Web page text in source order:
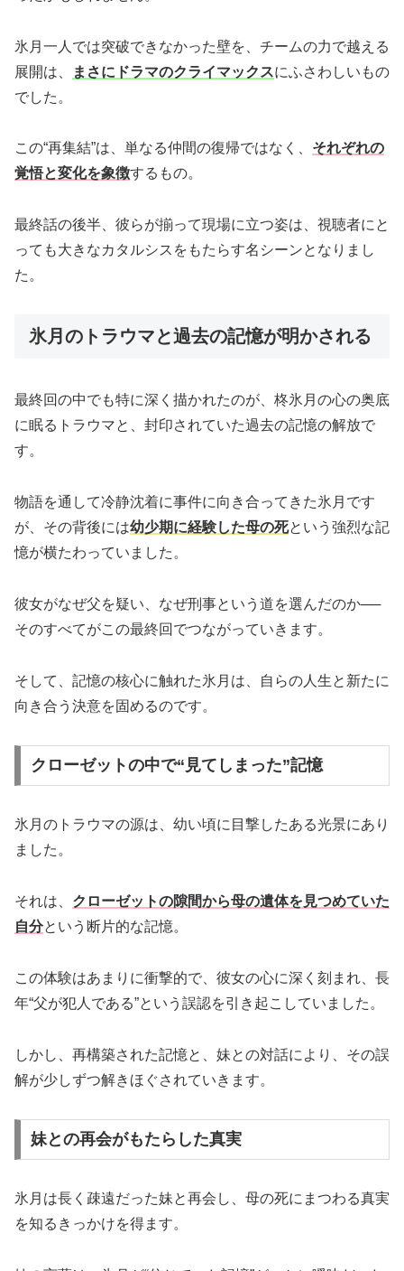
氷月一人では突破できなかった壁を、チームの力で越える
展開は、
まさにドラマのクライマックスにふさわしいもの
でした。
この“再集結”は、単なる仲間の復帰ではなく、 それぞれの
覚悟と変化を象徴するもの。
最終話の後半、彼らが揃って現場に立つ姿は、視聴者にと
っても大きなカタルシスをもたらす名シーンとなりまし
た。
氷月のトラウマと過去の記憶が明かされる
最終回の中でも特に深く描かれたのが、柊氷月の心の奥底
に眠るトラウマと、封印されていた過去の記憶の解放で
す。
物語を通して冷静沈着に事件に向き合ってきた氷月です
が、その背後には幼少期に経験した母の死という強烈な記
憶が横たわっていました。
彼女がなぜ父を疑い、なぜ刑事という道を選んだのか──
そのすべてがこの最終回でつながっていきます。
そして、記憶の核心に触れた氷月は、自らの人生と新たに
向き合う決意を固めるのです。
クローゼットの中で“見てしまった”記憶
氷月のトラウマの源は、幼い頃に目撃したある光景にあり
ました。
それは、 クローゼットの隙間から母の遺体を見つめていた
自分という断片的な記憶。
この体験はあまりに衝撃的で、彼女の心に深く刻まれ、長
年“父が犯人である”という誤認を引き起こしていました。
しかし、再構築された記憶と、妹との対話により、その誤
解が少しずつ解きほぐされていきます。
妹との再会がもたらした真実
氷月は長く疎遠だった妹と再会し、母の死にまつわる真実
を知るきっかけを得ます。